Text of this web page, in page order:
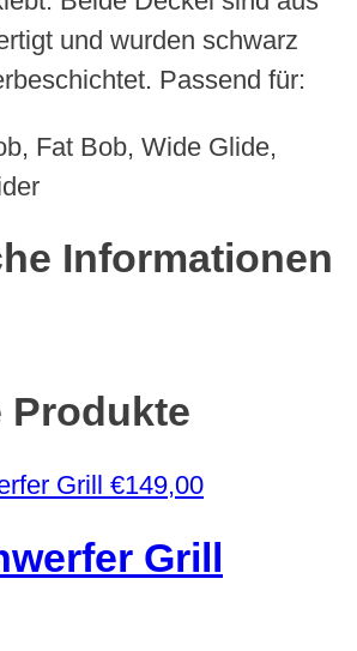
und wurden schwarz
Passend für:
Fat Bob, Wide Glide,
Informationen
Produkte
€149,00
Grill